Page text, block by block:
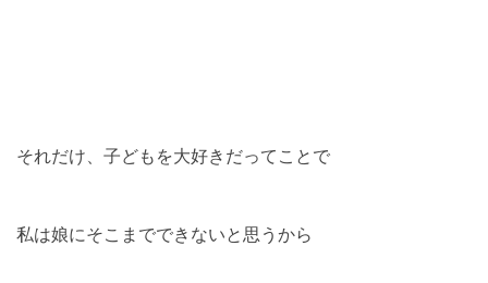
それだけ、子どもを大好きだってことで
私は娘にそこまでできないと思うから